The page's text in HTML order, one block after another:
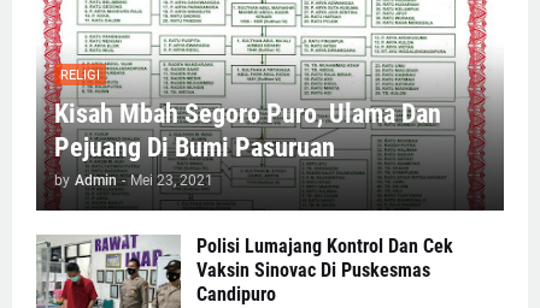
RELIGI
Kisah Mbah Segoro Puro, Ulama Dan
Pejuang Di Bumi Pasuruan
by Admin - Mei 23, 2021
Polisi Lumajang Kontrol Dan Cek
Vaksin Sinovac Di Puskesmas
Candipuro